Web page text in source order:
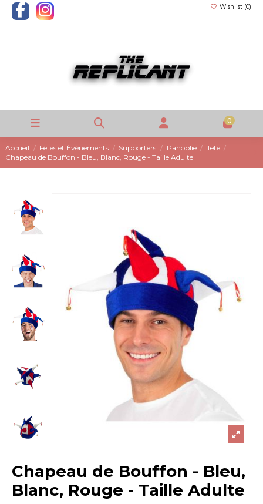
Wishlist (0)
0
Accueil Fêtes et Événements Supporters Panoplie
Tête
Chapeau de Bouffon - Bleu, Blanc, Rouge - Taille Adulte
Chapeau de Bouffon - Bleu,
Blanc, Rouge - Taille Adulte